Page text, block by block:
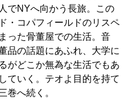
でNYへ向かう長旅。この
・コパフィールドのリスペ
った骨董屋での生活。音
品の話題にあふれ、大学に
がどこか無為な生活でもあ
ていく。テオよ目的を持て
巻へ続く。